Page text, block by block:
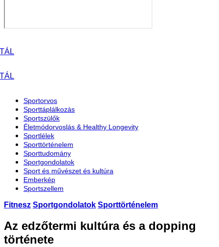
Sportorvos
Sporttáplálkozás
Sportszülők
Életmódorvoslás & Healthy Longevity
Sportlélek
Sporttörténelem
Sporttudomány
Sportgondolatok
Sport és művészet és kultúra
Emberkép
Sportszellem
Fitnesz Sportgondolatok Sporttörténelem
Az edzőtermi kultúra és a dopping
története